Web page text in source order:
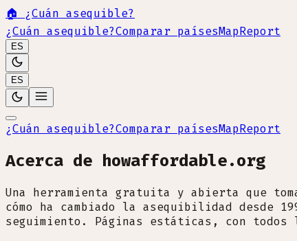
🏠 ¿Cuán asequible?
¿Cuán asequible?Comparar paísesMapReport
ES
ES
¿Cuán asequible?Comparar paísesMapReport
Acerca de howaffordable.org
Una herramienta gratuita y abierta que
cómo ha cambiado la asequibilidad desde
seguimiento. Páginas estáticas, con